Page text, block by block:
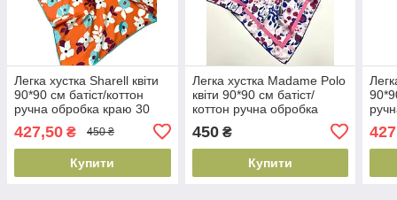
Легка хустка Sharell квіти
90*90 см батіст/коттон
ручна обробка краю 30
427,50 ₴ 450 ₴
Купити
Легка хустка Madame Polo
квіти 90*90 см батіст/
коттон ручна обробка
450₴
Купити